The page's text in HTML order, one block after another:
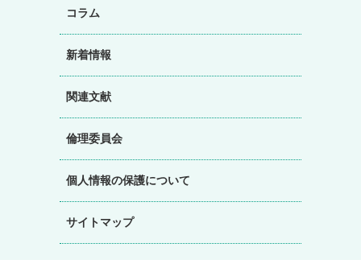
コラム
新着情報
関連文献
倫理委員会
個人情報の保護について
サイトマップ